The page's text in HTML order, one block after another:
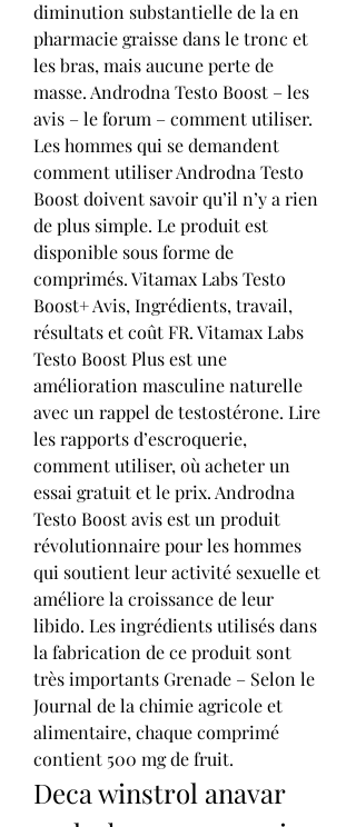
diminution substantielle de la en
pharmacie graisse dans le tronc et
les bras, mais aucune perte de
masse. Androdna Testo Boost – les
avis – le forum – comment utiliser.
Les hommes qui se demandent
comment utiliser Androdna Testo
Boost doivent savoir qu’il n’y a rien
de plus simple. Le produit est
disponible sous forme de
comprimés. Vitamax Labs Testo
Boost+ Avis, Ingrédients, travail,
résultats et coût FR. Vitamax Labs
Testo Boost Plus est une
amélioration masculine naturelle
avec un rappel de testostérone. Lire
les rapports d’escroquerie,
comment utiliser, où acheter un
essai gratuit et le prix. Androdna
Testo Boost avis est un produit
révolutionnaire pour les hommes
qui soutient leur activité sexuelle et
améliore la croissance de leur
libido. Les ingrédients utilisés dans
la fabrication de ce produit sont
très importants Grenade – Selon le
Journal de la chimie agricole et
alimentaire, chaque comprimé
contient 500 mg de fruit.
Deca winstrol anavar